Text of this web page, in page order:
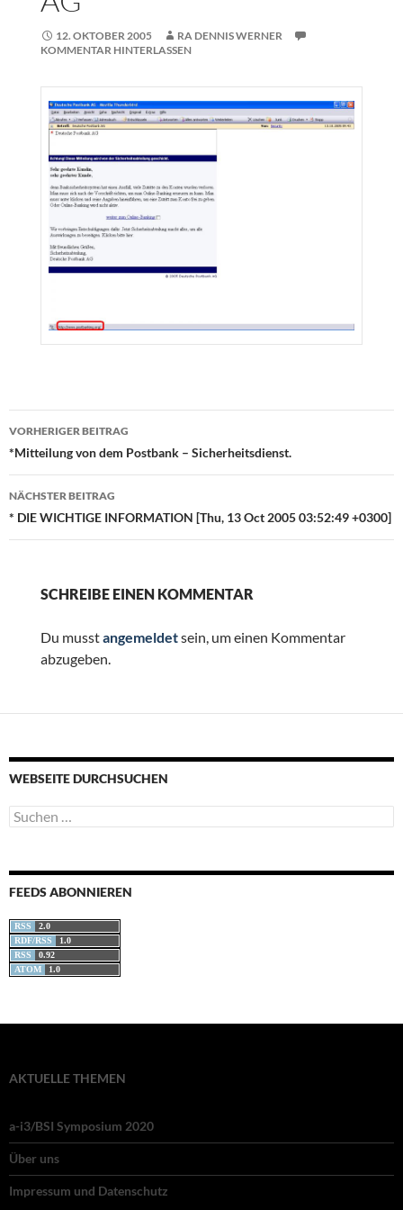
12. OKTOBER 2005
RA DENNIS WERNER
KOMMENTAR HINTERLASSEN
Beitragsnavigation
VORHERIGER BEITRAG
*Mitteilung von dem Postbank – Sicherheitsdienst.
NÄCHSTER BEITRAG
* DIE WICHTIGE INFORMATION [Thu, 13 Oct 2005 03:52:49 +0300]
SCHREIBE EINEN KOMMENTAR
Du musstangemeldetsein, um einen Kommentar
abzugeben.
WEBSEITE DURCHSUCHEN
Suchen
nach:
FEEDS ABONNIEREN
RSS
2.0
RDF/RSS
1.0
RSS
0.92
ATOM
1.0
AKTUELLE THEMEN
a-i3/BSI Symposium 2020
Über uns
Impressum und Datenschutz